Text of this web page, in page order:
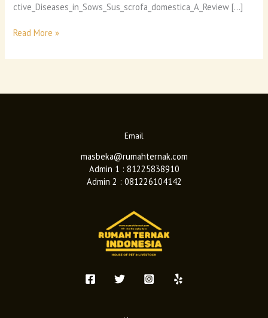
ctive_Diseases_in_Sows_Sus_scrofa_domestica_A_Review […]
Read More »
Email
masbeka@rumahternak.com
Admin 1 : 81225838910
Admin 2 : 081226104142